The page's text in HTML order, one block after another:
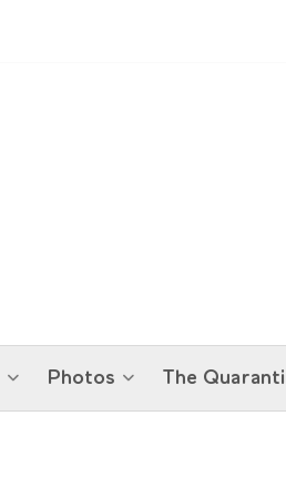
Photos The